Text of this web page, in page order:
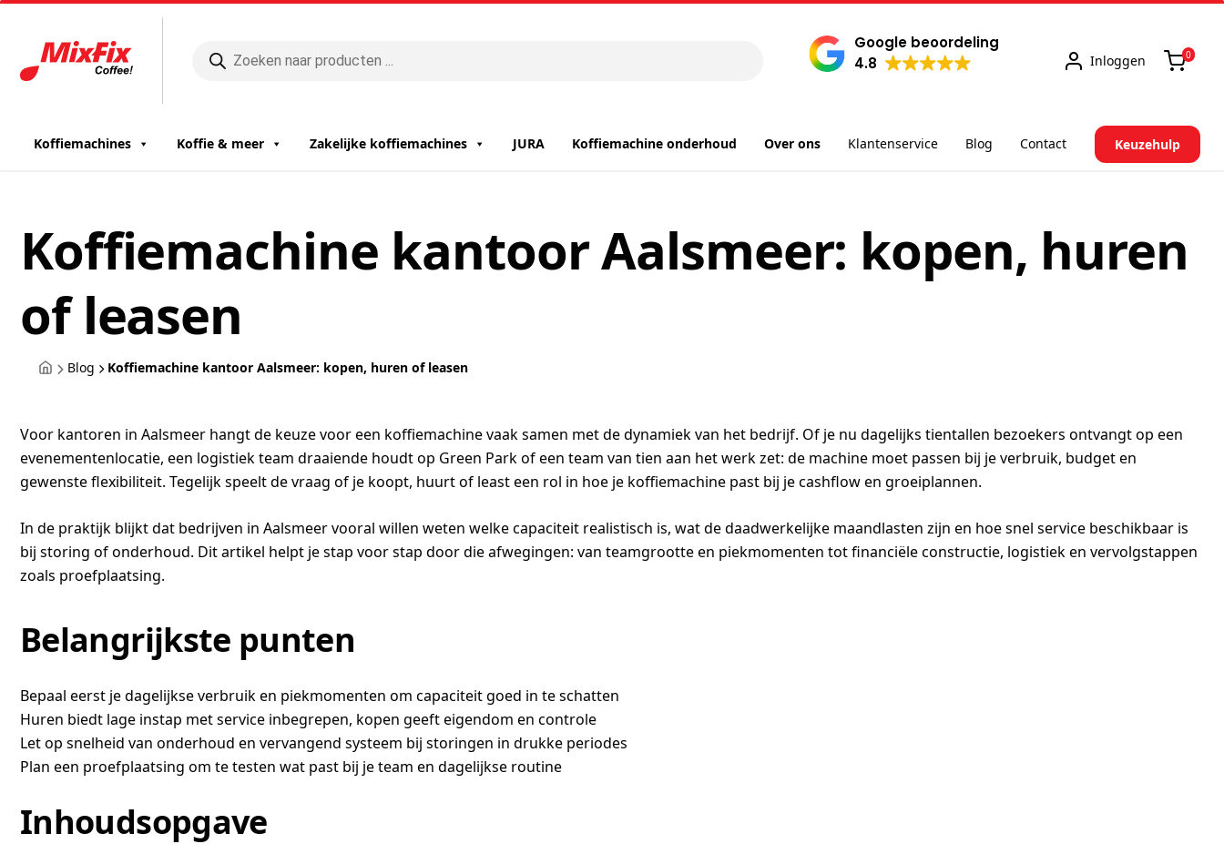
zoeken
Google beoordeling
4.8
Inloggen 0
Koffiemachines Koffie & meer Zakelijke koffiemachines JURA Koffiemachine onderhoud Over ons Klantenservice Blog Contact Keuzehulp
Koffiemachine kantoor Aalsmeer: kopen, huren
of leasen
Blog Koffiemachine kantoor Aalsmeer: kopen, huren of leasen
Voor kantoren in Aalsmeer hangt de keuze voor een koffiemachine vaak samen met de dynamiek van het bedrijf. Of je nu dagelijks tientallen bezoekers ontvangt op een
evenementenlocatie, een logistiek team draaiende houdt op Green Park of een team van tien aan het werk zet: de machine moet passen bij je verbruik, budget en
gewenste flexibiliteit. Tegelijk speelt de vraag of je koopt, huurt of least een rol in hoe je koffiemachine past bij je cashflow en groeiplannen.
In de praktijk blijkt dat bedrijven in Aalsmeer vooral willen weten welke capaciteit realistisch is, wat de daadwerkelijke maandlasten zijn en hoe snel service beschikbaar is
bij storing of onderhoud. Dit artikel helpt je stap voor stap door die afwegingen: van teamgrootte en piekmomenten tot financiële constructie, logistiek en vervolgstappen
zoals proefplaatsing.
Belangrijkste punten
Bepaal eerst je dagelijkse verbruik en piekmomenten om capaciteit goed in te schatten
Huren biedt lage instap met service inbegrepen, kopen geeft eigendom en controle
Let op snelheid van onderhoud en vervangend systeem bij storingen in drukke periodes
Plan een proefplaatsing om te testen wat past bij je team en dagelijkse routine
Inhoudsopgave